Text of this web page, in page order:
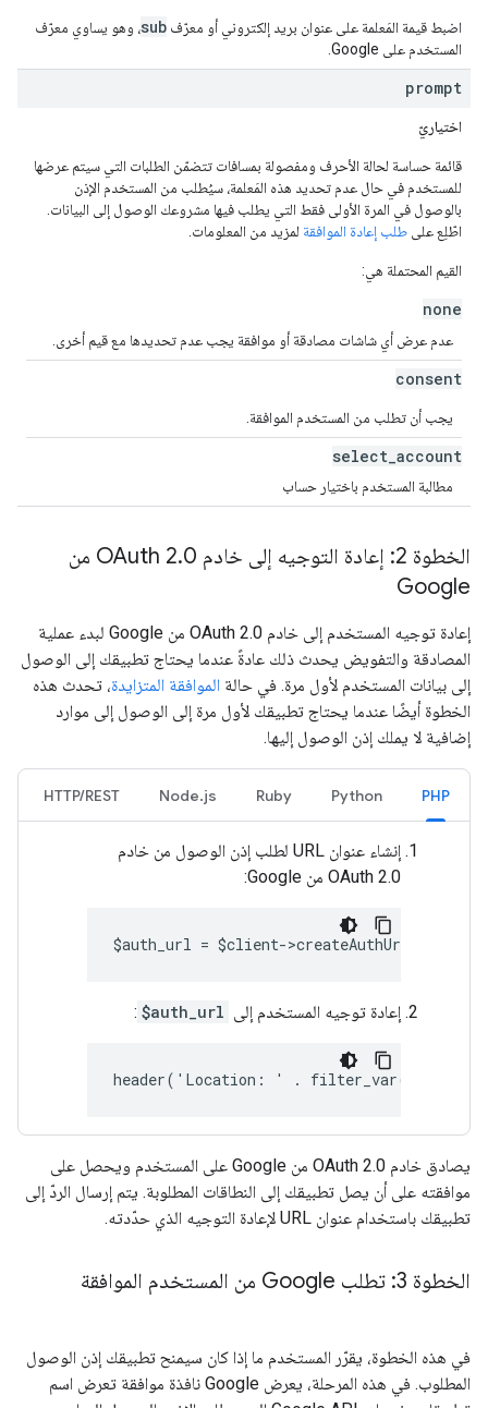
اضبط قيمة المَعلمة على عنوان بريد إلكتروني أو معرّف sub، وهو يساوي معرّف
المستخدم على Google.
prompt
اختياريّ
قائمة حساسة لحالة الأحرف ومفصولة بمسافات تتضمّن الطلبات التي سيتم عرضها
للمستخدم في حال عدم تحديد هذه المَعلمة، سيُطلب من المستخدم الإذن
بالوصول في المرة الأولى فقط التي يطلب فيها مشروعك الوصول إلى البيانات.
اطّلِع على طلب إعادة الموافقة لمزيد من المعلومات.
القيم المحتملة هي:
none
عدم عرض أي شاشات مصادقة أو موافقة يجب عدم تحديدها مع قيم أخرى.
consent
يجب أن تطلب من المستخدم الموافقة.
select account
مطالبة المستخدم باختيار حساب
الخطوة 2: إعادة التوجيه إلى خادم OAuth 2 .
0 من
Google
إعادة توجيه المستخدم إلى خادم OAuth 2.0 من Google لبدء عملية
المصادقة والتفويض يحدث ذلك عادةً عندما يحتاج تطبيقك إلى الوصول
إلى بيانات المستخدم لأول مرة. في حالة الموافقة المتزايدة، تحدث هذه
الخطوة أيضًا عندما يحتاج تطبيقك لأول مرة إلى الوصول إلى موارد
إضافية لا يملك إذن الوصول إليها.
PHP
Python
Ruby
Node.js
HTTP/REST
إنشاء عنوان URL لطلب إذن الوصول من خادم
OAuth 2.0 من Google:
$auth_url = $client->createAuthUrl();
إعادة توجيه المستخدم إلى $auth_url
:
header('Location: ' . filter_var($auth_url,
يصادق خادم OAuth 2.0 من Google على المستخدم ويحصل على
موافقته على أن يصل تطبيقك إلى النطاقات المطلوبة. يتم إرسال الردّ إلى
تطبيقك باستخدام عنوان URL لإعادة التوجيه الذي حدّدته.
الخطوة 3: تطلب Google من المستخدم الموافقة
في هذه الخطوة، يقرّر المستخدم ما إذا كان سيمنح تطبيقك إذن الوصول
المطلوب. في هذه المرحلة، يعرض Google نافذة موافقة تعرض اسم